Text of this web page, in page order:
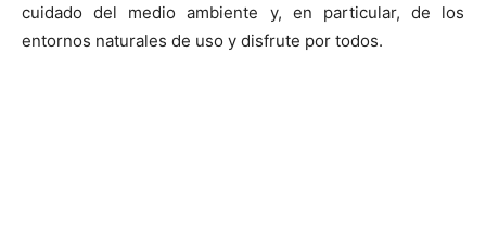
cuidado del medio ambiente y, en particular, de los
entornos naturales de uso y disfrute por todos.